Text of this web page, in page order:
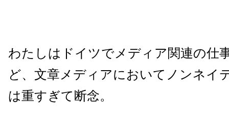
わたしはドイツでメディア関連の仕
ど、文章メディアにおいてノンネイ
は重すぎて断念。